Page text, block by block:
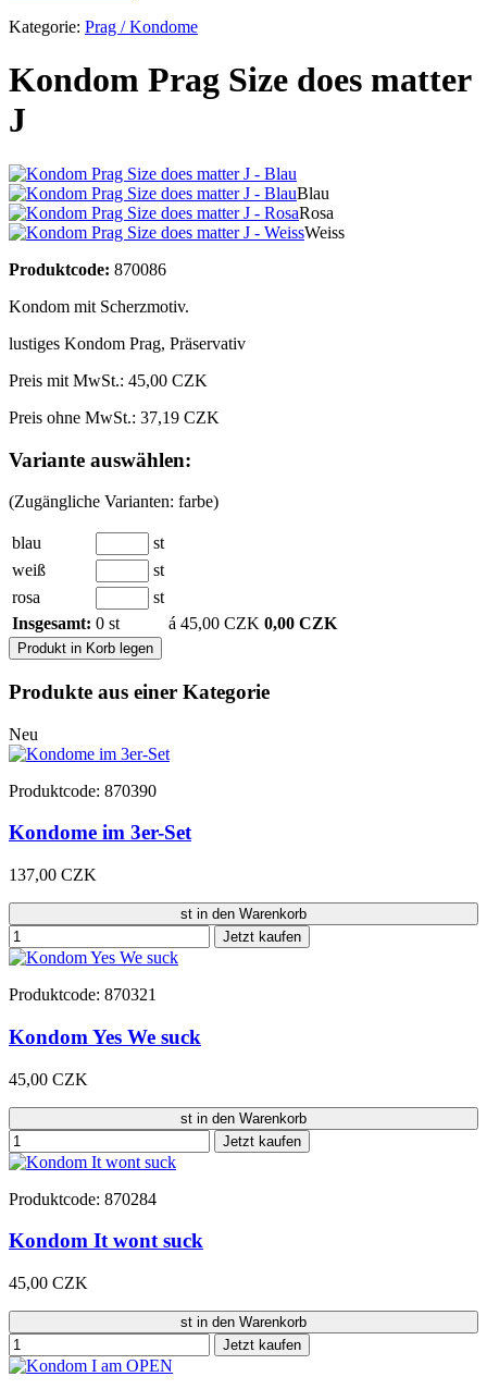
Kategorie: Prag / Kondome
Kondom Prag Size does matter
J
Blau
Rosa
Weiss
Produktcode: 870086
Kondom mit Scherzmotiv.
lustiges Kondom Prag, Präservativ
Preis mit MwSt.: 45,00 CZK
Preis ohne MwSt.: 37,19 CZK
Variante auswählen:
(Zugängliche Varianten: farbe)
blau
st
weiß
st
rosa
st
Insgesamt: 0 st á 45,00 CZK 0,00 CZK
Produkt in Korb legen
Produkte aus einer Kategorie
Neu
Produktcode: 870390
Kondome im 3er-Set
137,00 CZK
st in den Warenkorb
Jetzt kaufen
Produktcode: 870321
Kondom Yes We suck
45,00 CZK
st in den Warenkorb
Jetzt kaufen
Produktcode: 870284
Kondom It wont suck
45,00 CZK
st in den Warenkorb
Jetzt kaufen